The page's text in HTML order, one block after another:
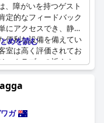
、障がいを持つゲスト
定的なフィードバック
にアクセスでき、静か
便利な設備を備えてい
室は高く評価されてお
クラブへの近さや、
ています。ただし、レ
距離を改善できると
クセス可能な宿泊施
して際立っていま
めを読む
ガ